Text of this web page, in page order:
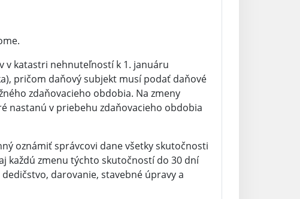
v katastri nehnuteľností k 1. januáru
pričom daňový subjekt musí podať daňové
zdaňovacieho obdobia. Na zmeny
nastanú v priebehu zdaňovacieho obdobia
oznámiť správcovi dane všetky skutočnosti
každú zmenu týchto skutočností do 30 dní
darovanie, stavebné úpravy a